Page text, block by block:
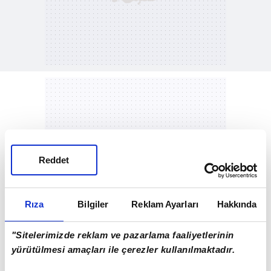
Rıza Bilgiler Reklam Ayarları Hakkında
"Sitelerimizde reklam ve pazarlama faaliyetlerinin
yürütülmesi amaçları ile çerezler kullanılmaktadır.
Reddet